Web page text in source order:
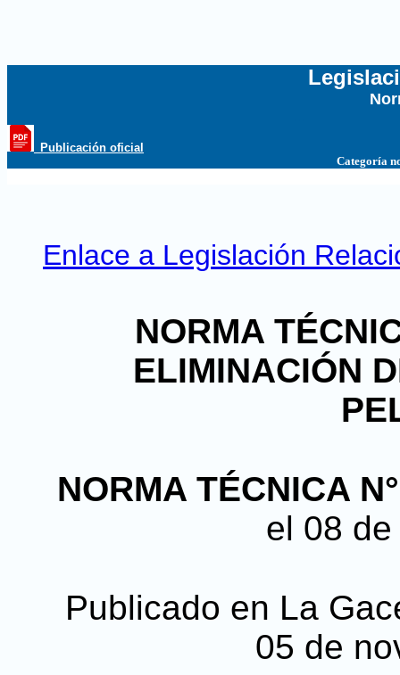
_Publicación oficial
Categoría
Enlace a Legislación
NORMA
ELIMINACIÓN
NORMA TÉCNICA
el 08
Publicado en La
05 de